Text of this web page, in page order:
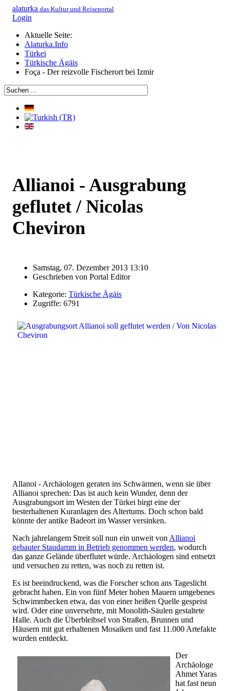
alaturka das Kultur und Reiseportal
Login
Aktuelle Seite:
Alaturka.Info
Türkei
Türkische Ägäis
Foça - Der reizvolle Fischerort bei Izmir
Allianoi - Ausgrabung
geflutet / Nicolas
Cheviron
Samstag, 07. Dezember 2013 13:10
Geschrieben von Portal Editor
Kategorie: Türkische Ägäis
Zugriffe: 6791
Allanoi - Archäologen geraten ins Schwärmen, wenn sie über
Allianoi sprechen: Das ist auch kein Wunder, denn der
Ausgrabungsort im Westen der Türkei birgt eine der
besterhaltenen Kuranlagen des Altertums. Doch schon bald
könnte der antike Badeort im Wasser versinken.
Nach jahrelangem Streit soll nun ein unweit von Allianoi
gebauter Staudamm in Betrieb genommen werden, wodurch
das ganze Gelände überflutet würde. Archäologen sind entsetzt
und versuchen zu retten, was noch zu retten ist.
Es ist beeindruckend, was die Forscher schon ans Tageslicht
gebracht haben. Ein von fünf Meter hohen Mauern umgebenes
Schwimmbecken etwa, das von einer heißen Quelle gespeist
wird. Oder eine unversehrte, mit Monolith-Säulen gestaltete
Halle. Auch die Überbleibsel von Straßen, Brunnen und
Häusern mit gut erhaltenen Mosaiken und fast 11.000 Artefakte
wurden entdeckt.
Der
Archäologe
Ahmet Yaras
hat fast neun